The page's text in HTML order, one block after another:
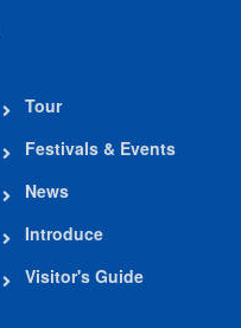
Tour
Festivals & Events
News
Introduce
Visitor's Guide